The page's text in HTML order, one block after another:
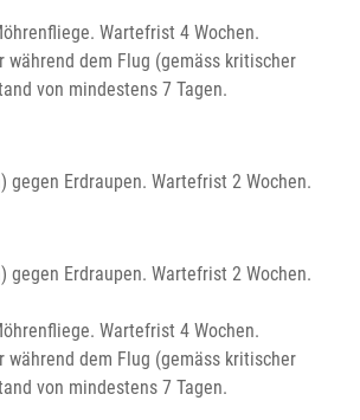
Wartefrist 4 Wochen.
während dem Flug (gemäss kritischer
von mindestens 7 Tagen.
gegen Erdraupen. Wartefrist 2 Wochen.
gegen Erdraupen. Wartefrist 2 Wochen.
Wartefrist 4 Wochen.
während dem Flug (gemäss kritischer
von mindestens 7 Tagen.